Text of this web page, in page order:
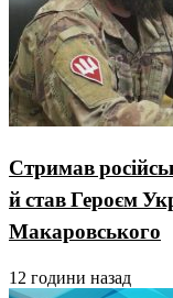
Стримав
й став Героєм
Макаровського
12 години назад